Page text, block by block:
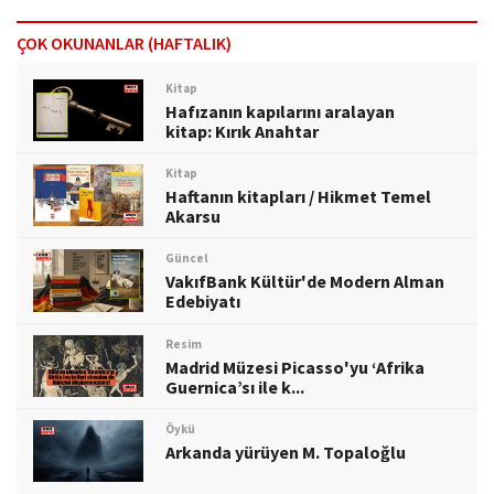
ÇOK OKUNANLAR (HAFTALIK)
Kitap
Hafızanın kapılarını aralayan
kitap: Kırık Anahtar
Kitap
Haftanın kitapları / Hikmet Temel
Akarsu
Güncel
VakıfBank Kültür'de Modern Alman
Edebiyatı
Resim
Madrid Müzesi Picasso'yu ‘Afrika
Guernica’sı ile k...
Öykü
Arkanda yürüyen M. Topaloğlu